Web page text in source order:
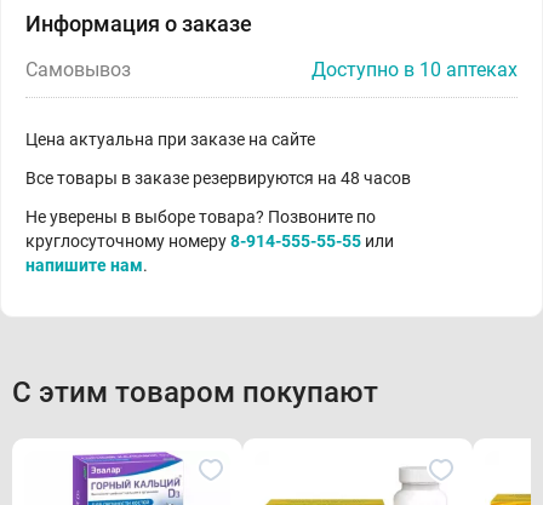
Информация о заказе
Самовывоз Доступно в 10 аптеках
Цена актуальна при заказе на сайте
Все товары в заказе резервируются на 48 часов
Не уверены в выборе товара? Позвоните по
круглосуточному номеру8-914-555-55-55 или
напишите нам.
С этим товаром покупают